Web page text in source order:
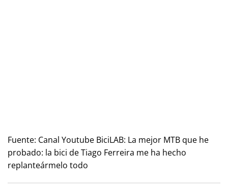
Fuente: Canal Youtube BiciLAB: La mejor MTB que he
probado: la bici de Tiago Ferreira me ha hecho
replanteármelo todo